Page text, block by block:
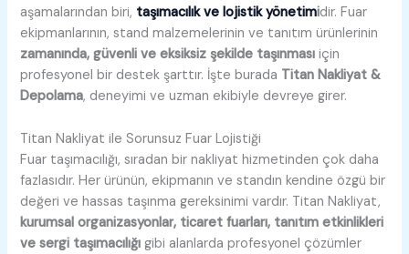
aşamalarından biri, taşımacılık ve lojistik yönetimidir. Fuar
ekipmanlarının, stand malzemelerinin ve tanıtım ürünlerinin
zamanında, güvenli ve eksiksiz şekilde taşınması için
profesyonel bir destek şarttır. İşte burada Titan Nakliyat &
Depolama, deneyimi ve uzman ekibiyle devreye girer.
Titan Nakliyat ile Sorunsuz Fuar Lojistiği
Fuar taşımacılığı, sıradan bir nakliyat hizmetinden çok daha
fazlasıdır. Her ürünün, ekipmanın ve standın kendine özgü bir
değeri ve hassas taşınma gereksinimi vardır. Titan Nakliyat,
kurumsal organizasyonlar, ticaret fuarları, tanıtım etkinlikleri
ve sergi taşımacılığı gibi alanlarda profesyonel çözümler